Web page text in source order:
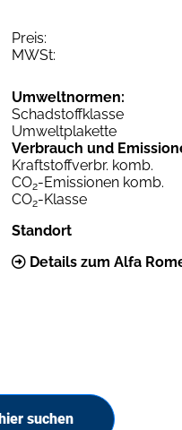
Preis:
MWSt:
Umweltnormen:
Schadstoffklasse
Umweltplakette
Verbrauch und
Kraftstoffverbr. komb.
CO2-Emissionen komb.
CO2-Klasse
Standort
Details zum Alfa
suchen